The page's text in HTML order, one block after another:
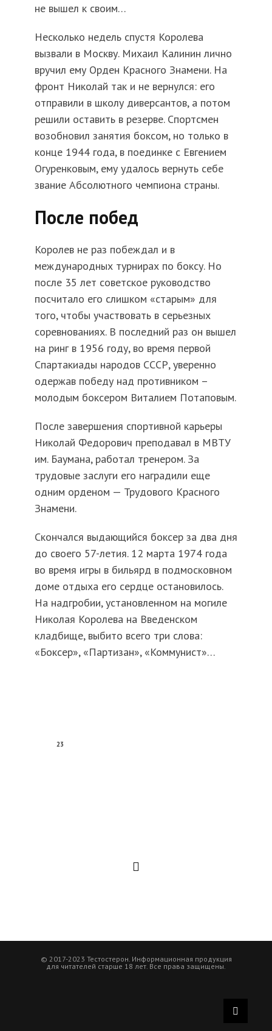
не вышел к своим…
Несколько недель спустя Королева
вызвали в Москву. Михаил Калинин лично
вручил ему Орден Красного Знамени. На
фронт Николай так и не вернулся: его
отправили в школу диверсантов, а потом
решили оставить в резерве. Спортсмен
возобновил занятия боксом, но только в
конце 1944 года, в поединке с Евгением
Огуренковым, ему удалось вернуть себе
звание Абсолютного чемпиона страны.
После побед
Королев не раз побеждал и в
международных турнирах по боксу. Но
после 35 лет советское руководство
посчитало его слишком «старым» для
того, чтобы участвовать в серьезных
соревнованиях. В последний раз он вышел
на ринг в 1956 году, во время первой
Спартакиады народов СССР, уверенно
одержав победу над противником –
молодым боксером Виталием Потаповым.
После завершения спортивной карьеры
Николай Федорович преподавал в МВТУ
им. Баумана, работал тренером. За
трудовые заслуги его наградили еще
одним орденом — Трудового Красного
Знамени.
Скончался выдающийся боксер за два дня
до своего 57-летия. 12 марта 1974 года
во время игры в бильярд в подмосковном
доме отдыха его сердце остановилось.
На надгробии, установленном на могиле
Николая Королева на Введенском
кладбище, выбито всего три слова:
«Боксер», «Партизан», «Коммунист»…
23
© 2017-2023 Тестостерон. Информационная продукция
для читателей старше 18 лет. Все права защищены.